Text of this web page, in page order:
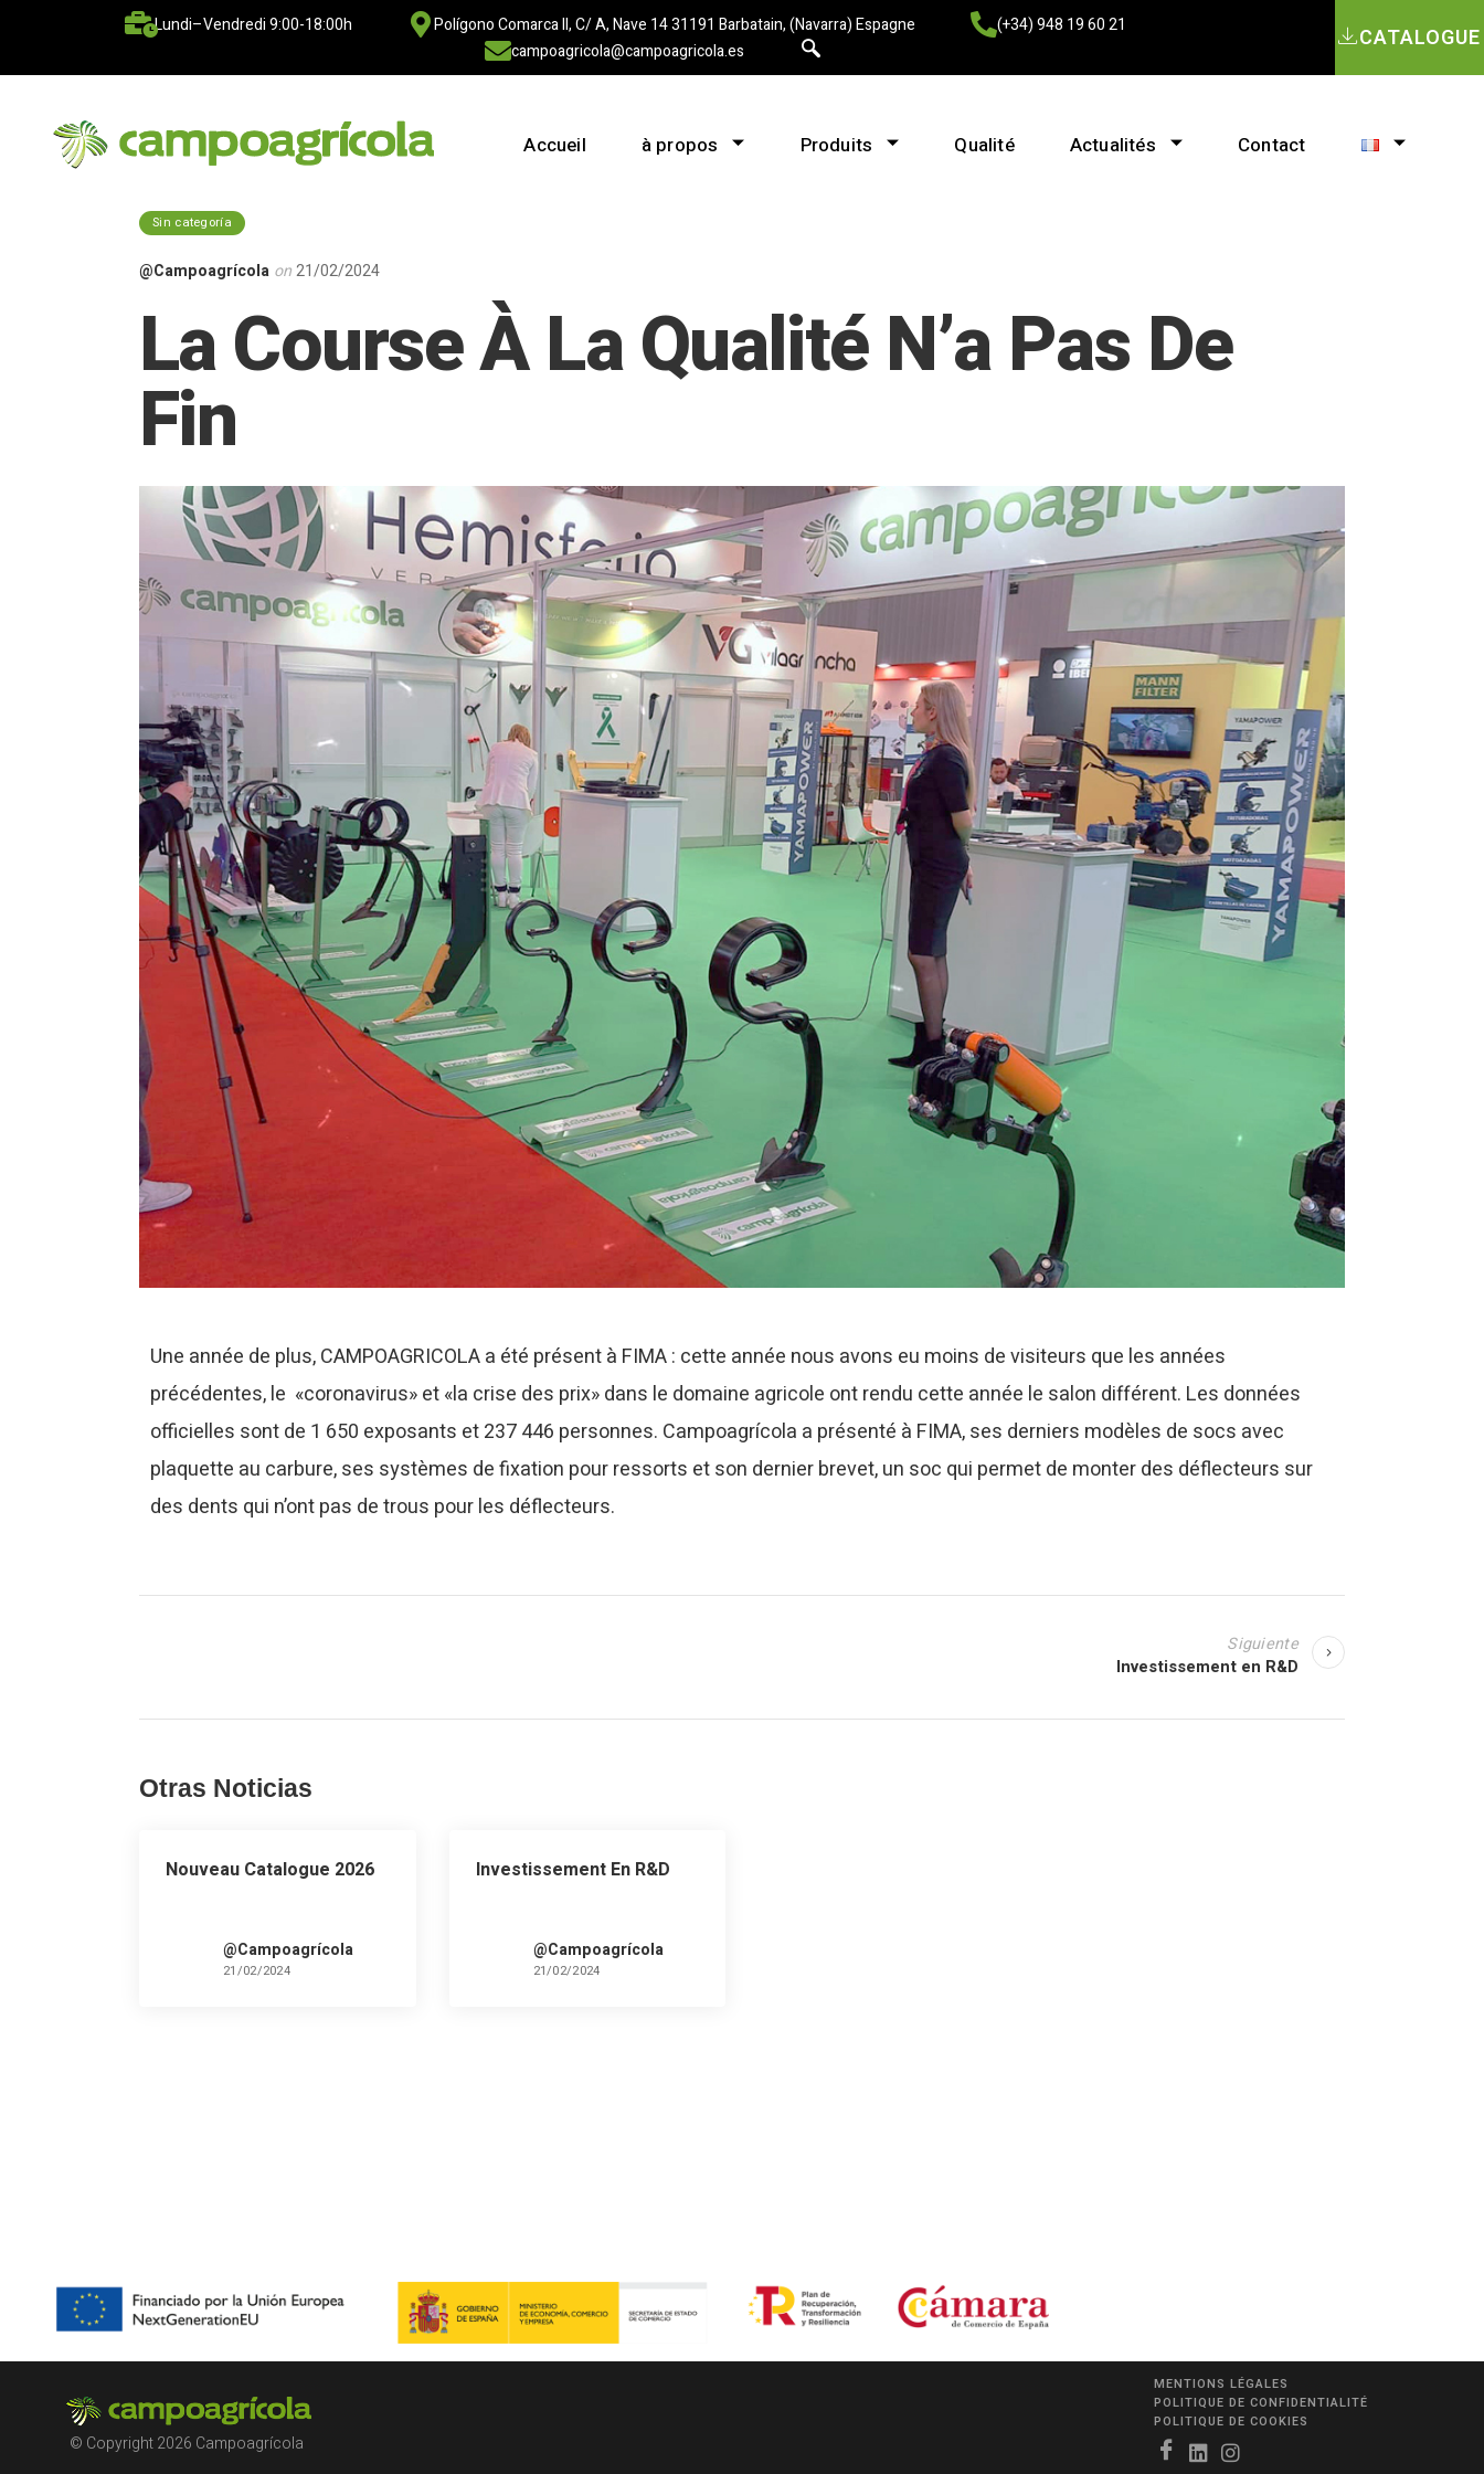
Lundi–Vendredi 9:00-18:00h Polígono Comarca II, C/ A, Nave 14 31191 Barbatain, (Navarra) Espagne
(+34) 948 19 60 21
campoagricola@campoagricola.es
CATALOGUE
Accueil à propos Produits Qualité Actualités Contact
Sin categoría
@Campoagrícola on21/02/2024
La Course À La Qualité N’a Pas De
Fin
Une année de plus, CAMPOAGRICOLA a été présent à FIMA : cette année nous avons eu moins de visiteurs que les années
précédentes, le «coronavirus» et «la crise des prix» dans le domaine agricole ont rendu cette année le salon différent. Les données
officielles sont de 1 650 exposants et 237 446 personnes. Campoagrícola a présenté à FIMA, ses derniers modèles de socs avec
plaquette au carbure, ses systèmes de fixation pour ressorts et son dernier brevet, un soc qui permet de monter des déflecteurs sur
des dents qui n’ont pas de trous pour les déflecteurs.
Siguiente
Investissement en R&D
Otras Noticias
Nouveau Catalogue 2026
@Campoagrícola
21/02/2024
Investissement En R&D
@Campoagrícola
21/02/2024
© Copyright 2026 Campoagrícola
MENTIONS LÉGALES
POLITIQUE DE CONFIDENTIALITÉ
POLITIQUE DE COOKIES